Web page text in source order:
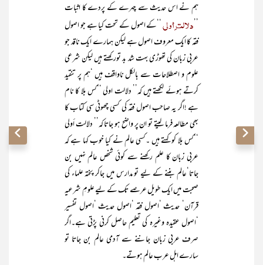
ہم نے اس حدیث سے چہرے کے پردے کا اثبات
دلالت ِأولی‘‘کے اصول کے تحت کیا ہے جو اصول
فقہ کا ایک معروف اصول ہے لیکن ہمارے ایک ناقد جو
عربی زبان کی تھوڑی بہت شد بد تورکھتے ہیں لیکن شرعی
علوم و اصطلاحات سے بالکل ناواقف ہیں ‘ہم پر تنقید
کرتے ہوئے لکھتے ہیں کہ’’ دلالت اولی ‘‘کس بلا کا نام
ہے !اگر یہ صاحب اصول فقہ کی کسی چھوٹی سی کتاب کا
بھی مطالعہ فرما لیتے تو ان پر واضح ہو جاتا کہ’’ دلالت أولی
‘‘کس بلا کو کہتے ہیں ۔کسی عالم نے کیا خوب کہا ہے کہ
عربی زبان کا علم رکھنے سے کوئی شخص عالم نہیں بن
جاتا‘عالم بننے کے لیے تو مدارس میں جاکر پختہ علماء کی
صحبت میں ایک طویل عرصے تک کے لیے علومِ شرعیہ
قرآن‘ حدیث ‘اصول فقہ ‘اصول حدیث ‘اصول تفسیر
‘اصول عقیدہ وغیرہ کی تعلیم حاصل کرنی پڑتی ہے۔اگر
صرف عربی زبان جاننے سے آدمی عالم بن جاتا تو
سارے اہل عرب عالم ہوتے۔